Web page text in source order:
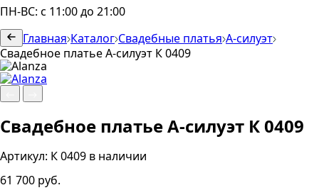
ПН-ВС: с 11:00 до 21:00
Главная Каталог Свадебные платья А-силуэт
Свадебное платье А-силуэт К 0409
Свадебное платье А-силуэт К 0409
Артикул: К 0409 в наличии
61 700 руб.